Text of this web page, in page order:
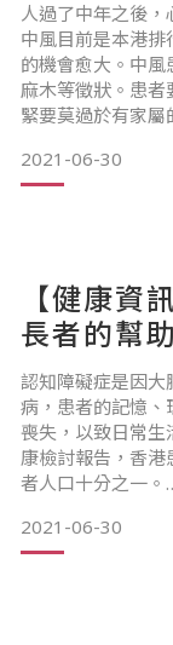
人過了中年之後
中風目前是本港
的機會愈大。中
麻木等徵狀。患者
緊要莫過於有家屬
言也實在不是易事。
康及護理的要點：
1️⃣保持及提高患肢
並根據
2021-06-30
【健康資
長者的幫助
認知障礙症是因大
病，患者的記憶、
喪失，以致日常
康檢討報告，香港
者人口十分之一。
2021-06-30